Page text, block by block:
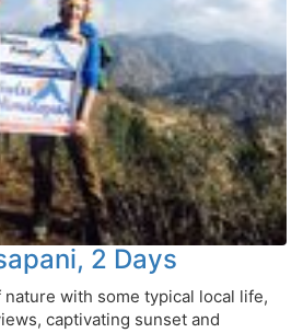
2 Days
with some typical local life,
captivating sunset and